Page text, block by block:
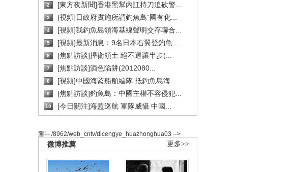
2 [東方夜新聞]香港黑幫內訌持刀追砍警...
3 [視頻]日政府實施所謂釣魚島“國有化...
4 [視頻]我釣魚島領海基線聲明交存聯合...
5 [視頻]最新消息：9名日本右翼登釣魚...
6 [焦點訪談]捍衛領土 絕不退讓半步(...
7 [焦點訪談]酒色陷阱(2012080...
8 [視頻]中國海監船舶編隊 抵釣魚島海...
9 [焦點訪談]釣魚島：中國主權不容侵犯...
10 [今日關注]海監巡航 軍隊威懾 中國...
壟!-- /8962/web_cntv/dicengye_huazhonghua03 -->
更多>>
微博推薦